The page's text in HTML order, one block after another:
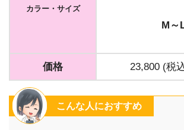
カラー・サイズ
M～
価格 23,800 (税
こんな人におすすめ